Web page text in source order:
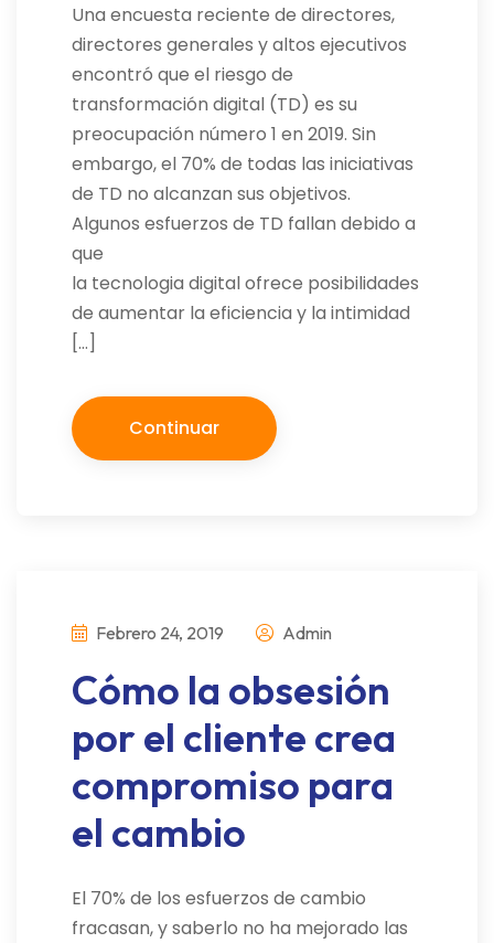
Una encuesta reciente de directores,
directores generales y altos ejecutivos
encontró que el riesgo de
transformación digital (TD) es su
preocupación número 1 en 2019. Sin
embargo, el 70% de todas las iniciativas
de TD no alcanzan sus objetivos.
Algunos esfuerzos de TD fallan debido a
que
la tecnologia digital ofrece posibilidades
de aumentar la eficiencia y la intimidad
[…]
Continuar
Febrero 24, 2019 Admin
Cómo la obsesión
por el cliente crea
compromiso para
el cambio
El 70% de los esfuerzos de cambio
fracasan, y saberlo no ha mejorado las